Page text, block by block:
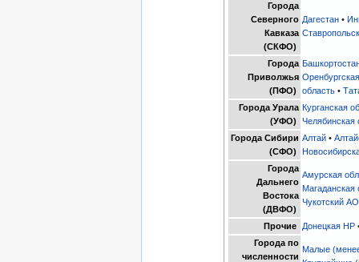
Города
Северного
Кавказа
(СКФО)
Дагестан •
Города
Приволжья
(ПФО)
область •
Города Урала
(УФО)
Курганская
Челябинская
Города Сибири
(СФО)
Алтай •
Города
Дальнего
Востока
(ДВФО)
Амурская
Магаданская
Чукотский АО
Прочие Донецкая НР
Города по
численности
Малые